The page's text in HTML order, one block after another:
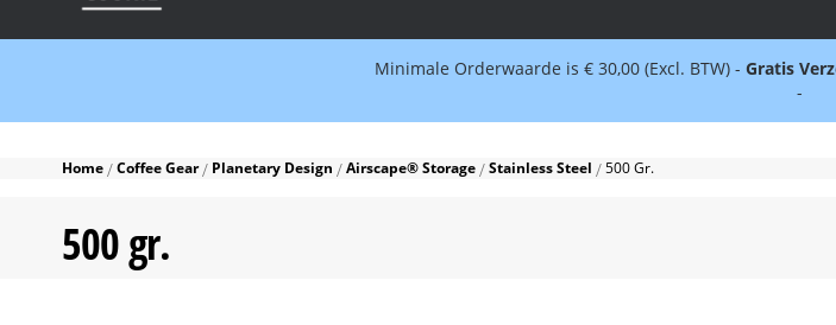
Minimale Orderwaarde is € 30,00 (Excl. BTW) - Gratis
-
Home Coffee Gear Planetary Design Airscape® Storage Stainless Steel 500 Gr.
500 gr.